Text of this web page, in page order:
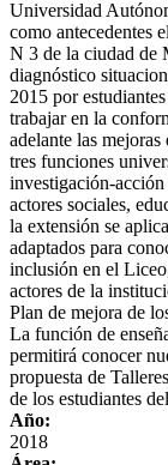
Universidad
como antecedentes
N 3 de la ciudad de
diagnóstico
2015 por
trabajar en la
adelante las
tres funciones
investigación-acción
actores sociales,
la extensión se
adaptados para
inclusión en el
actores de la
Plan de mejora de
La función de
permitirá conocer
propuesta de
de los estudiantes
Año:
2018